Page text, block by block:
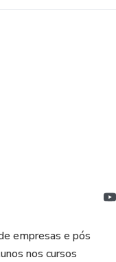
empresas e pós
nos cursos